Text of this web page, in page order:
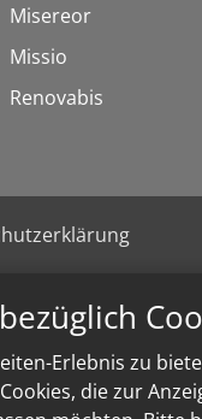
Erlebnis zu
die zur
Misereor
Missio
Renovabis